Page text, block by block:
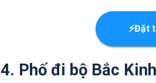
⚡Đặt
4. Phố đi bộ Bắc